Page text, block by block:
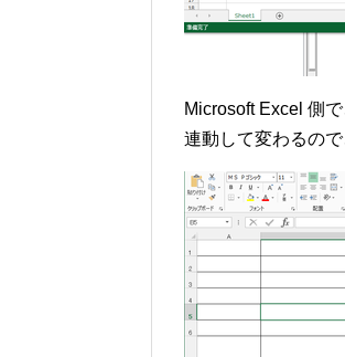
Microsoft Excel 側
連動して変わるの